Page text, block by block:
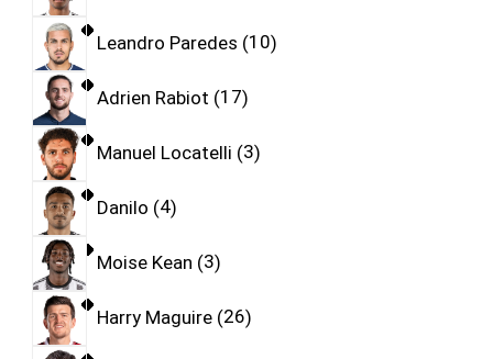
Leandro Paredes 10
Adrien Rabiot 17
Manuel Locatelli 3
Danilo 4
Moise Kean 3
Harry Maguire 26